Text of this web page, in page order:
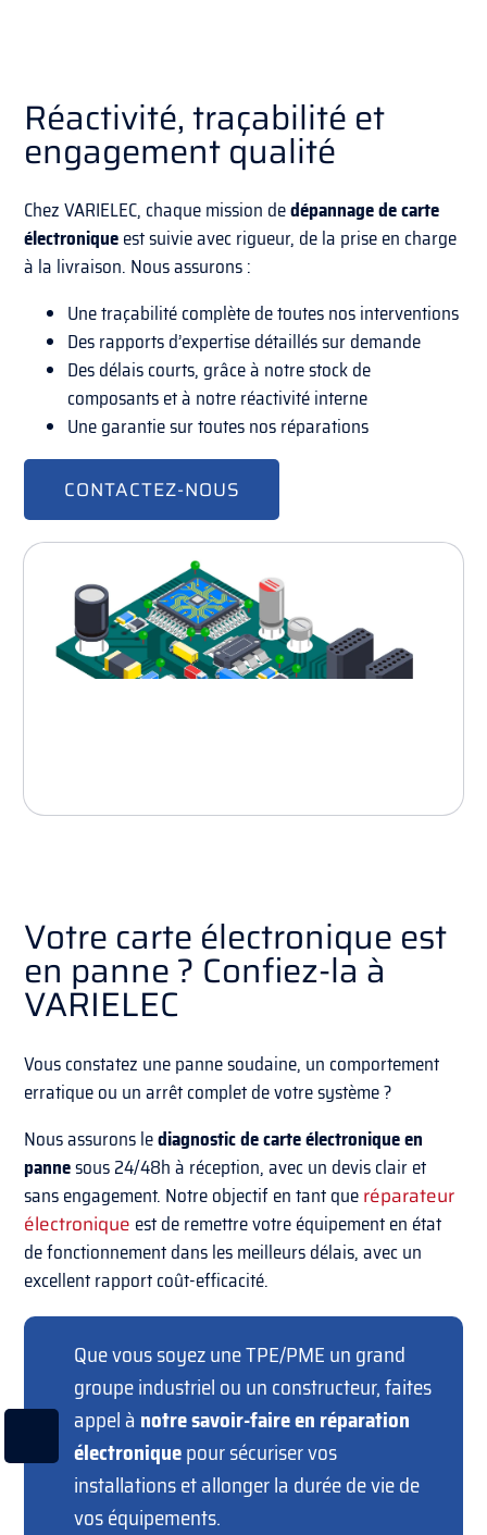
Réactivité, traçabilité et
engagement qualité
Chez VARIELEC, chaque mission dedépannage de carte
électroniqueest suivie avec rigueur, de la prise en charge
à la livraison. Nous assurons :
Une traçabilité complète de toutes nos interventions
Des rapports d’expertise détaillés sur demande
Des délais courts, grâce à notre stock de
composants et à notre réactivité interne
Une garantie sur toutes nos réparations
CONTACTEZ-NOUS
Votre carte électronique est
en panne ? Confiez-la à
VARIELEC
Vous constatez une panne soudaine, un comportement
erratique ou un arrêt complet de votre système ?
Nous assurons lediagnostic de carte électronique en
pannesous 24/48h à réception, avec un devis clair et
sans engagement. Notre objectif en tant queréparateur
électronique est de remettre votre équipement en état
de fonctionnement dans les meilleurs délais, avec un
excellent rapport coût-efficacité.
Que vous soyez une TPE/PME un grand
groupe industriel ou un constructeur, faites
appel à notre savoir-faire en réparation
électroniquepour sécuriser vos
installations et allonger la durée de vie de
vos équipements.